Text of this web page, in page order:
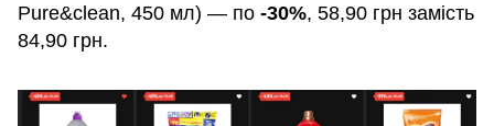
Pure&clean, 450 мл) — по -30%, 58,90 грн замість
84,90 грн.